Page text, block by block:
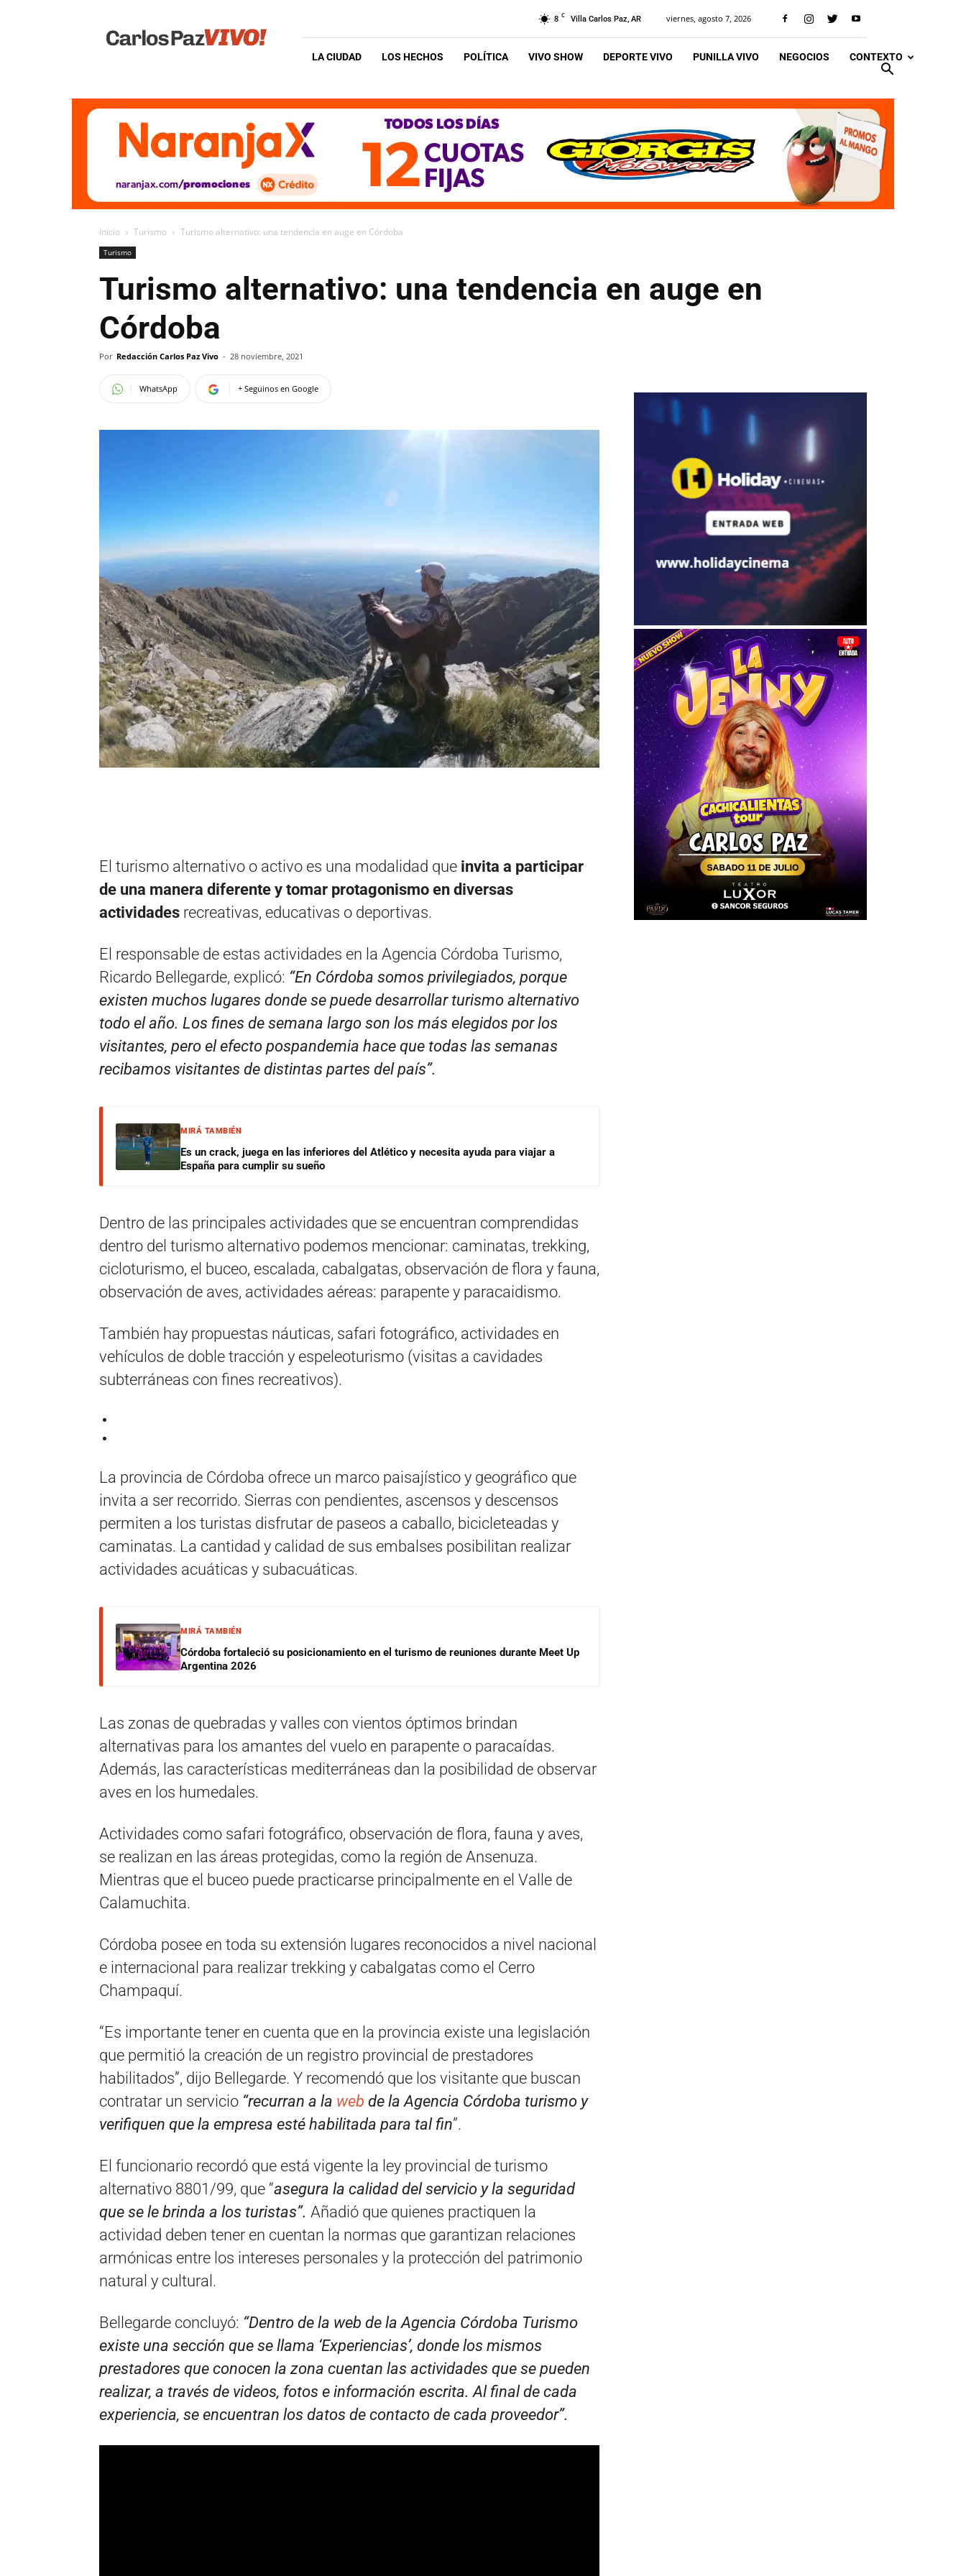
Vivo
8 C Villa Carlos Paz, AR viernes, agosto 7, 2026
LA CIUDAD LOS HECHOS POLÍTICA VIVO SHOW DEPORTE VIVO PUNILLA VIVO NEGOCIOS CONTEXTO
Inicio Turismo Turismo alternativo: una tendencia en auge en Córdoba
Turismo
Turismo alternativo: una tendencia en auge en
Córdoba
Por Redacción Carlos Paz Vivo - 28 noviembre, 2021
WhatsApp + Seguinos en Google
El turismo alternativo o activo es una modalidad que invita a participar
de una manera diferente y tomar protagonismo en diversas
actividades recreativas, educativas o deportivas.
El responsable de estas actividades en la Agencia Córdoba Turismo,
Ricardo Bellegarde, explicó: “En Córdoba somos privilegiados, porque
existen muchos lugares donde se puede desarrollar turismo alternativo
todo el año. Los fines de semana largo son los más elegidos por los
visitantes, pero el efecto pospandemia hace que todas las semanas
recibamos visitantes de distintas partes del país”.
MIRÁ TAMBIÉN
Es un crack, juega en las inferiores del Atlético y necesita ayuda para viajar a
España para cumplir su sueño
Dentro de las principales actividades que se encuentran comprendidas
dentro del turismo alternativo podemos mencionar: caminatas, trekking,
cicloturismo, el buceo, escalada, cabalgatas, observación de flora y fauna,
observación de aves, actividades aéreas: parapente y paracaidismo.
También hay propuestas náuticas, safari fotográfico, actividades en
vehículos de doble tracción y espeleoturismo (visitas a cavidades
subterráneas con fines recreativos).
La provincia de Córdoba ofrece un marco paisajístico y geográfico que
invita a ser recorrido. Sierras con pendientes, ascensos y descensos
permiten a los turistas disfrutar de paseos a caballo, bicicleteadas y
caminatas. La cantidad y calidad de sus embalses posibilitan realizar
actividades acuáticas y subacuáticas.
MIRÁ TAMBIÉN
Córdoba fortaleció su posicionamiento en el turismo de reuniones durante Meet Up
Argentina 2026
Las zonas de quebradas y valles con vientos óptimos brindan
alternativas para los amantes del vuelo en parapente o paracaídas.
Además, las características mediterráneas dan la posibilidad de observar
aves en los humedales.
Actividades como safari fotográfico, observación de flora, fauna y aves,
se realizan en las áreas protegidas, como la región de Ansenuza.
Mientras que el buceo puede practicarse principalmente en el Valle de
Calamuchita.
Córdoba posee en toda su extensión lugares reconocidos a nivel nacional
e internacional para realizar trekking y cabalgatas como el Cerro
Champaquí.
“Es importante tener en cuenta que en la provincia existe una legislación
que permitió la creación de un registro provincial de prestadores
habilitados”, dijo Bellegarde. Y recomendó que los visitante que buscan
contratar un servicio “recurran a la web de la Agencia Córdoba turismo y
verifiquen que la empresa esté habilitada para tal fin”.
El funcionario recordó que está vigente la ley provincial de turismo
alternativo 8801/99, que “asegura la calidad del servicio y la seguridad
que se le brinda a los turistas”. Añadió que quienes practiquen la
actividad deben tener en cuentan la normas que garantizan relaciones
armónicas entre los intereses personales y la protección del patrimonio
natural y cultural.
Bellegarde concluyó: “Dentro de la web de la Agencia Córdoba Turismo
existe una sección que se llama ‘Experiencias’, donde los mismos
prestadores que conocen la zona cuentan las actividades que se pueden
realizar, a través de videos, fotos e información escrita. Al final de cada
experiencia, se encuentran los datos de contacto de cada proveedor”.